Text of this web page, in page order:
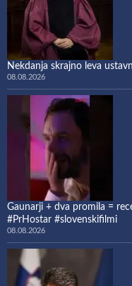
Nekdanja skrajno leva
08.08.2026
Gaunarji + dva promila =
#PrHostar #slovenskifilmi
08.08.2026